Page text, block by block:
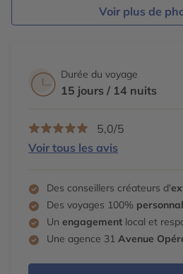
Voir plus de
Durée du voyage
15 jours / 14 nuits
5,0/5
Voir tous les avis
Des conseillers créateurs d'
Des voyages 100%
Un engagement local et
Une agence 31 Avenue